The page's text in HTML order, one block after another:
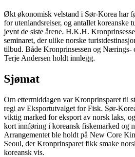
Økt økonomisk velstand i Sør-Korea har
for utenlandsreiser, og antallet koreanske
jevnt de siste årene. H.K.H.
seminaret, der ulike norske
tilbud. Både Kronprinsessen og Nærings-
Terje Andersen holdt innlegg.
Sjømat
Om ettermiddagen var Kronprinsparet til
regi av Eksportutvalget for Fisk. Sør-
viktig marked for eksport av norsk laks,
kort innføring i koreansk fiskemarked og
Arrangementet ble holdt på New Core
Seoul, der Kronprinsparet fikk smake
koreansk vis.